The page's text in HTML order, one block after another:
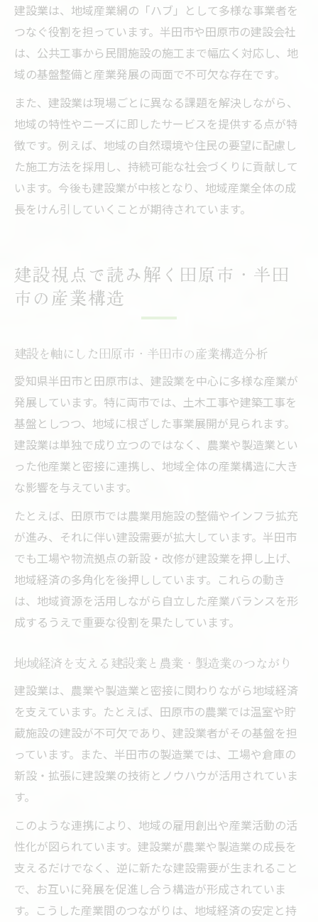
建設業は、地域産業網の「ハブ」として多様な事業者を
つなぐ役割を担っています。半田市や田原市の建設会社
は、公共工事から民間施設の施工まで幅広く対応し、地
域の基盤整備と産業発展の両面で不可欠な存在です。
また、建設業は現場ごとに異なる課題を解決しながら、
地域の特性やニーズに即したサービスを提供する点が特
徴です。例えば、地域の自然環境や住民の要望に配慮し
た施工方法を採用し、持続可能な社会づくりに貢献して
います。今後も建設業が中核となり、地域産業全体の成
長をけん引していくことが期待されています。
建設視点で読み解く田原市・半田
市の産業構造
建設を軸にした田原市・半田市の産業構造分析
愛知県半田市と田原市は、建設業を中心に多様な産業が
発展しています。特に両市では、土木工事や建築工事を
基盤としつつ、地域に根ざした事業展開が見られます。
建設業は単独で成り立つのではなく、農業や製造業とい
った他産業と密接に連携し、地域全体の産業構造に大き
な影響を与えています。
たとえば、田原市では農業用施設の整備やインフラ拡充
が進み、それに伴い建設需要が拡大しています。半田市
でも工場や物流拠点の新設・改修が建設業を押し上げ、
地域経済の多角化を後押ししています。これらの動き
は、地域資源を活用しながら自立した産業バランスを形
成するうえで重要な役割を果たしています。
地域経済を支える建設業と農業・製造業のつながり
建設業は、農業や製造業と密接に関わりながら地域経済
を支えています。たとえば、田原市の農業では温室や貯
蔵施設の建設が不可欠であり、建設業者がその基盤を担
っています。また、半田市の製造業では、工場や倉庫の
新設・拡張に建設業の技術とノウハウが活用されていま
す。
このような連携により、地域の雇用創出や産業活動の活
性化が図られています。建設業が農業や製造業の成長を
支えるだけでなく、逆に新たな建設需要が生まれること
で、お互いに発展を促進し合う構造が形成されていま
す。こうした産業間のつながりは、地域経済の安定と持